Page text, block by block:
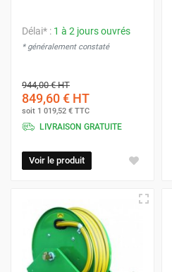
Délai* : 1 à 2 jours ouvrés
* généralement constaté
944,00 €HT
849,60 € HT
soit 1 019,52 € TTC
LIVRAISON GRATUITE
Voir le produit